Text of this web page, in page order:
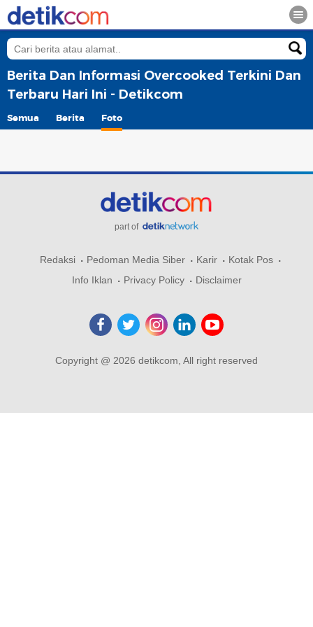
Berita Dan Informasi Overcooked Terkini Dan
Terbaru Hari Ini - Detikcom
Semua Berita Foto
part of
Redaksi Pedoman Media Siber Karir
Kotak Pos
Info Iklan
Privacy Policy Disclaimer
Copyright @ 2026 detikcom, All right reserved